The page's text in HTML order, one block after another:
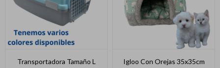
Transportadora Tamaño L Igloo Con Orejas 35x35cm